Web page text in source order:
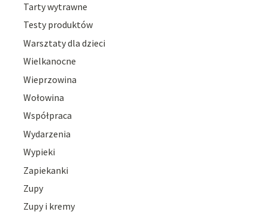
Tarty wytrawne
Testy produktów
Warsztaty dla dzieci
Wielkanocne
Wieprzowina
Wołowina
Współpraca
Wydarzenia
Wypieki
Zapiekanki
Zupy
Zupy i kremy